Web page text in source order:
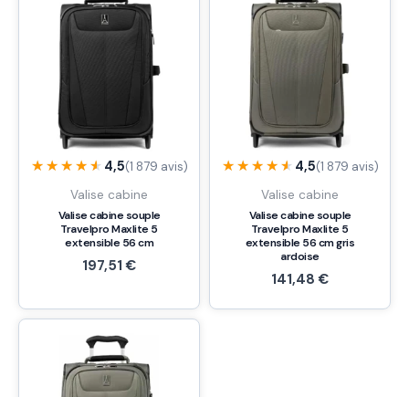
★★★★★
★★★★★ 4,5(1 879 avis)
Valise cabine
Valise cabine souple
Travelpro Maxlite 5
extensible 56 cm
197,51€
★★★★★
★★★★★ 4,5(1 879 avis)
Valise cabine
Valise cabine souple
Travelpro Maxlite 5
extensible 56 cm gris
ardoise
141,48€